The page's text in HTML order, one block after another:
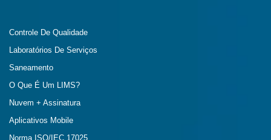
Controle De Qualidade
Laboratórios De Serviços
Saneamento
O Que É Um LIMS?
Nuvem + Assinatura
Aplicativos Mobile
Norma ISO/IEC 17025